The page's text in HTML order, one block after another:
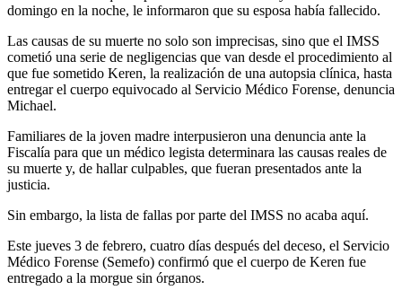
domingo en la noche, le informaron que su esposa había fallecido.
Las causas de su muerte no solo son imprecisas, sino que el IMSS
cometió una serie de negligencias que van desde el procedimiento al
que fue sometido Keren, la realización de una autopsia clínica, hasta
entregar el cuerpo equivocado al Servicio Médico Forense, denuncia
Michael.
Familiares de la joven madre interpusieron una denuncia ante la
Fiscalía para que un médico legista determinara las causas reales de
su muerte y, de hallar culpables, que fueran presentados ante la
justicia.
Sin embargo, la lista de fallas por parte del IMSS no acaba aquí.
Este jueves 3 de febrero, cuatro días después del deceso, el Servicio
Médico Forense (Semefo) confirmó que el cuerpo de Keren fue
entregado a la morgue sin órganos.